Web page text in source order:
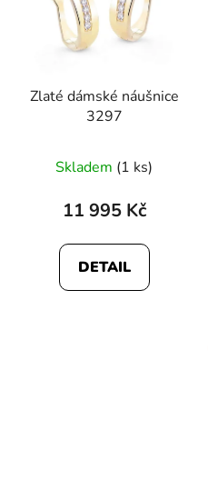
Zlaté dámské náušnice
3297
Skladem (1 ks)
11 995 Kč
DETAIL